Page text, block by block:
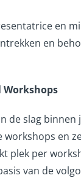
en
en
Workshops
de slag binnen
workshops en
plek per
van de